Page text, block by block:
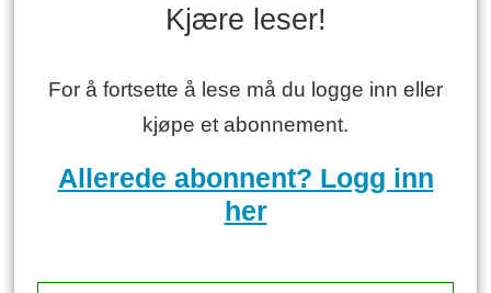
Kjære leser!
For å fortsette å lese må du logge inn eller
kjøpe et abonnement.
Allerede abonnent? Logg inn
her